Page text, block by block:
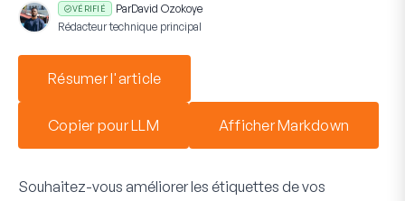
VÉRIFIÉ ParDavid Ozokoye
Rédacteur technique principal
Résumer l'article
Copier pour LLM Afficher Markdown
Souhaitez-vous améliorer les étiquettes de vos